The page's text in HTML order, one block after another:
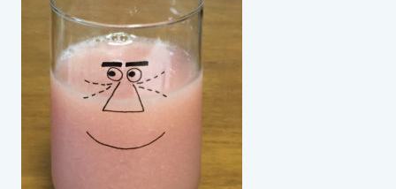
メールでお問い合わせ
スイミングスクールの
体験申し込みはこちら!